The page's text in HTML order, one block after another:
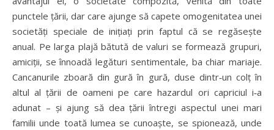
punctele țării, dar care ajunge să capete omogenitatea unei
societăți speciale de inițiați prin faptul că se regăsește
anual. Pe larga plajă bătută de valuri se formează grupuri,
amiciții, se înnoadă legături sentimentale, ba chiar mariaje.
Cancanurile zboară din gură în gură, duse dintr‑un colț în
altul al țării de oameni pe care hazardul ori capriciul i‑a
adunat – și ajung să dea țării întregi aspectul unei mari
familii unde toată lumea se cunoaște, se spionează, unde